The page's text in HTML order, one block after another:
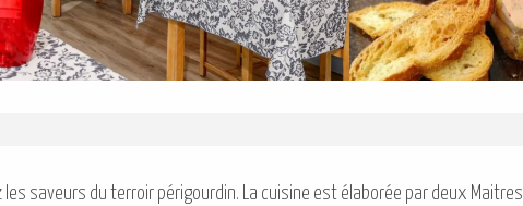
les saveurs du terroir périgourdin. La cuisine est élaborée par deux Maitres